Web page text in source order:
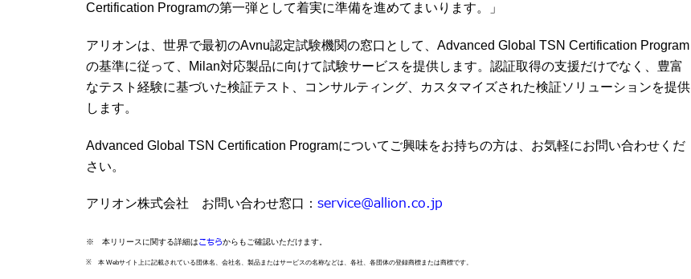
Certification Programの第一弾として着実に準備を進めてまいります。」
アリオンは、世界で最初のAvnu認定試験機関の窓口として、Advanced Global TSN Certification Program
の基準に従って、Milan対応製品に向けて試験サービスを提供します。認証取得の支援だけでなく、豊富
なテスト経験に基づいた検証テスト、コンサルティング、カスタマイズされた検証ソリューションを提供
します。
Advanced Global TSN Certification Programについてご興味をお持ちの方は、お気軽にお問い合わせくだ
さい。
アリオン株式会社 お問い合わせ窓口：service@allion.co.jp
※ 本リリースに関する詳細はこちらからもご確認いただけます。
※ 本 Webサイト上に記載されている団体名、会社名、製品またはサービスの名称などは、各社、各団体の登録商標または商標です。